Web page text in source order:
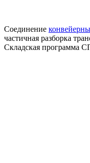
Соединение
частичная разборка
Складская программа